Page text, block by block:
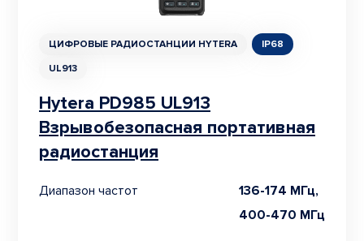
ЦИФРОВЫЕ РАДИОСТАНЦИИ HYTERA
IP68
UL913
Hytera PD985 UL913
Взрывобезопасная портативная
радиостанция
Диапазон частот
136-174 МГц,
400-470 МГц